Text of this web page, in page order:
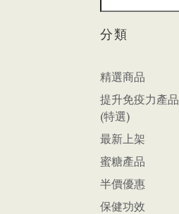
分類
精選商品
提升免疫力產品
(特選)
最新上架
蜜糖產品
半價優惠
保健功效